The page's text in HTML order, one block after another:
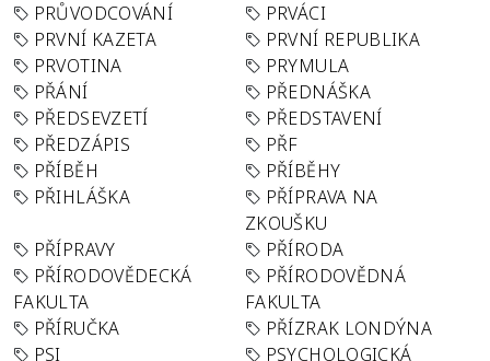
PRŮVODCOVÁNÍ
PRVÁCI
PRVNÍ KAZETA
PRVNÍ REPUBLIKA
PRVOTINA
PRYMULA
PŘÁNÍ
PŘEDNÁŠKA
PŘEDSEVZETÍ
PŘEDSTAVENÍ
PŘEDZÁPIS
PŘF
PŘÍBĚH
PŘÍBĚHY
PŘIHLÁŠKA
PŘÍPRAVA NA
ZKOUŠKU
PŘÍPRAVY
PŘÍRODA
PŘÍRODOVĚDECKÁ
FAKULTA
PŘÍRODOVĚDNÁ
FAKULTA
PŘÍRUČKA
PŘÍZRAK LONDÝNA
PSI
PSYCHOLOGICKÁ